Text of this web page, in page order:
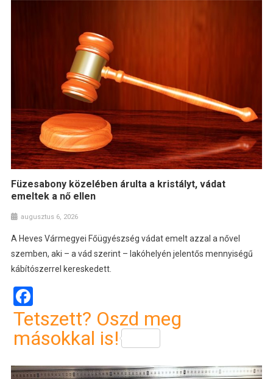
Füzesabony közelében árulta a kristályt, vádat
emeltek a nő ellen
augusztus 6, 2026
A Heves Vármegyei Főügyészség vádat emelt azzal a nővel
szemben, aki – a vád szerint – lakóhelyén jelentős mennyiségű
kábítószerrel kereskedett.
Tetszett? Oszd meg
másokkal is!